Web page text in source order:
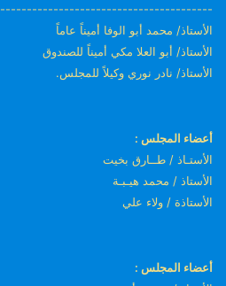
----------------------------------------
الأستاذ/ محمد أبو الوفا أميناً عاماً
الأستاذ/ أبو العلا مكي أميناً للصندوق
الأستاذ/ نادر نوري وكيلاً للمجلس.
أعضاء المجلس :
الأستـاذ / طــارق بخيت
الأستاذ / محمد هيـبـة
الأستاذة / ولاء علي
أعضاء المجلس :